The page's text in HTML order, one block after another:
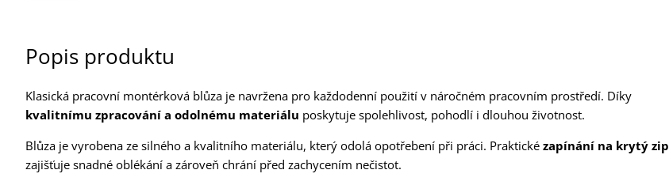
Popis produktu
Klasická pracovní montérková blůza je navržena pro každodenní použití v náročném pracovním prostředí. Díky
kvalitnímu zpracování a odolnému materiálu poskytuje spolehlivost, pohodlí i dlouhou životnost.
Blůza je vyrobena ze silného a kvalitního materiálu, který odolá opotřebení při práci. Praktické zapínání na krytý zip
zajišťuje snadné oblékání a zároveň chrání před zachycením nečistot.